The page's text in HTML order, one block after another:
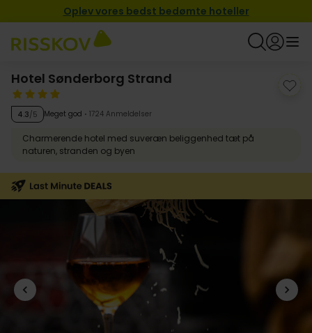
Oplev vores bedst bedømte hoteller
Hotel Sønderborg Strand
4.3/5 Meget god 1724 Anmeldelser
Charmerende hotel med suveræn beliggenhed tæt på
naturen, stranden og byen